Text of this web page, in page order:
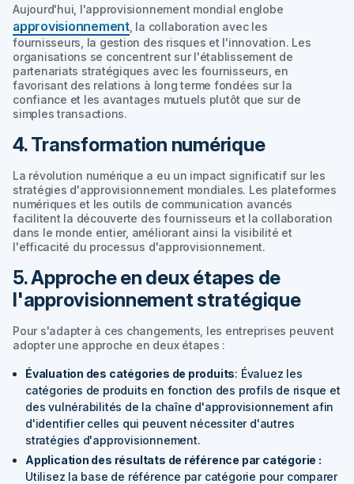
Aujourd'hui, l'approvisionnement mondial englobe
approvisionnement, la collaboration avec les
fournisseurs, la gestion des risques et l'innovation. Les
organisations se concentrent sur l'établissement de
partenariats stratégiques avec les fournisseurs, en
favorisant des relations à long terme fondées sur la
confiance et les avantages mutuels plutôt que sur de
simples transactions.
4. Transformation numérique
La révolution numérique a eu un impact significatif sur les
stratégies d'approvisionnement mondiales. Les plateformes
numériques et les outils de communication avancés
facilitent la découverte des fournisseurs et la collaboration
dans le monde entier, améliorant ainsi la visibilité et
l'efficacité du processus d'approvisionnement.
5. Approche en deux étapes de
l'approvisionnement stratégique
Pour s'adapter à ces changements, les entreprises peuvent
adopter une approche en deux étapes :
Évaluation des catégories de produits: Évaluez les
catégories de produits en fonction des profils de risque et
des vulnérabilités de la chaîne d'approvisionnement afin
d'identifier celles qui peuvent nécessiter d'autres
stratégies d'approvisionnement.
Application des résultats de référence par catégorie :
Utilisez la base de référence par catégorie pour comparer